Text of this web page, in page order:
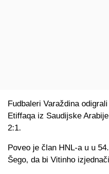
Fudbaleri Varaždina
Etiffaqa iz Saudijske
2:1.
Poveo je član HNL-a u u
Šego, da bi Vitinho